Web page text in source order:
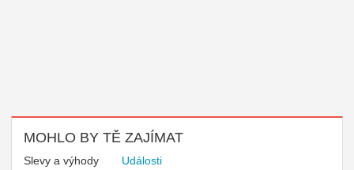
MOHLO BY TĚ ZAJÍMAT
Slevy a výhody Události